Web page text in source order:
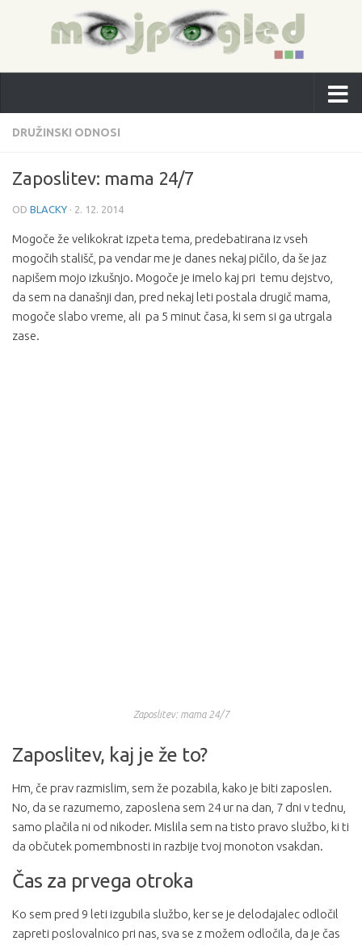
DRUŽINSKI ODNOSI
Zaposlitev: mama 24/7
OD BLACKY · 2. 12. 2014
Mogoče že velikokrat izpeta tema, predebatirana iz vseh
mogočih stališč, pa vendar me je danes nekaj pičilo, da še jaz
napišem mojo izkušnjo. Mogoče je imelo kaj pri temu dejstvo,
da sem na današnji dan, pred nekaj leti postala drugič mama,
mogoče slabo vreme, ali pa 5 minut časa, ki sem si ga utrgala
zase.
Zaposlitev: mama 24/7
Zaposlitev, kaj je že to?
Hm, če prav razmislim, sem že pozabila, kako je biti zaposlen.
No, da se razumemo, zaposlena sem 24 ur na dan, 7 dni v tednu,
samo plačila ni od nikoder. Mislila sem na tisto pravo službo, ki ti
da občutek pomembnosti in razbije tvoj monoton vsakdan.
Čas za prvega otroka
Ko sem pred 9 leti izgubila službo, ker se je delodajalec odločil
zapreti poslovalnico pri nas, sva se z možem odločila, da je čas